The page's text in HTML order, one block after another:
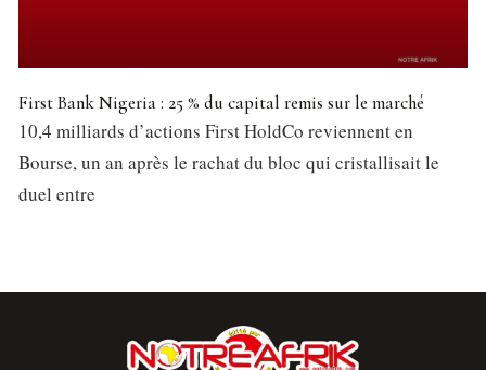
First Bank Nigeria : 25 % du capital remis sur le marché
10,4 milliards d’actions First HoldCo reviennent en
Bourse, un an après le rachat du bloc qui cristallisait le
duel entre